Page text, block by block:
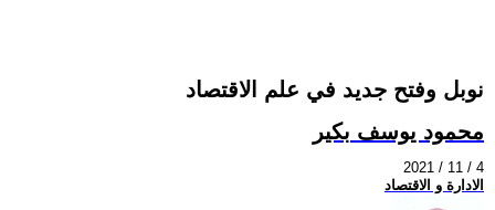
نوبل وفتح جديد في علم الاقتصاد
محمود يوسف بكير
2021 / 11 / 4
الادارة و الاقتصاد